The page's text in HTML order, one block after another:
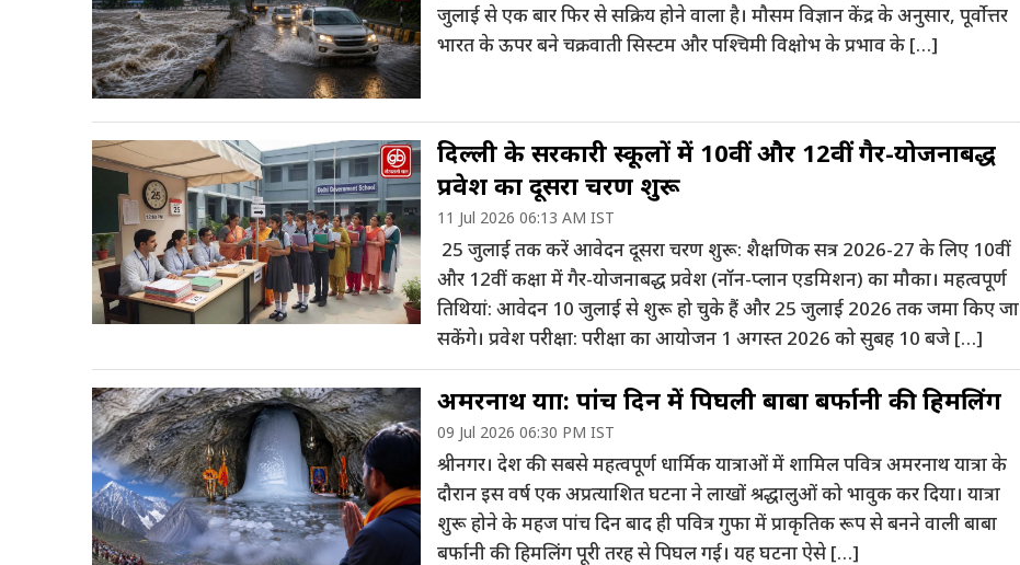
जुलाई से एक बार फिर से सक्रिय होने वाला है। मौसम विज्ञान केंद्र के अनुसार, पूर्वोत्तर
भारत के ऊपर बने चक्रवाती सिस्टम और पश्चिमी विक्षोभ के प्रभाव के […]
दिल्ली के सरकारी स्कूलों में 10वीं और 12वीं गैर-योजनाबद्ध
प्रवेश का दूसरा चरण शुरू
11 Jul 2026 06:13 AM IST
25 जुलाई तक करें आवेदन दूसरा चरण शुरू: शैक्षणिक सत्र 2026-27 के लिए 10वीं
और 12वीं कक्षा में गैर-योजनाबद्ध प्रवेश (नॉन-प्लान एडमिशन) का मौका। महत्वपूर्ण
तिथियां: आवेदन 10 जुलाई से शुरू हो चुके हैं और 25 जुलाई 2026 तक जमा किए जा
सकेंगे। प्रवेश परीक्षा: परीक्षा का आयोजन 1 अगस्त 2026 को सुबह 10 बजे […]
अमरनाथ यात्रा: पांच दिन में पिघली बाबा बर्फानी की हिमलिंग
09 Jul 2026 06:30 PM IST
श्रीनगर। देश की सबसे महत्वपूर्ण धार्मिक यात्राओं में शामिल पवित्र अमरनाथ यात्रा के
दौरान इस वर्ष एक अप्रत्याशित घटना ने लाखों श्रद्धालुओं को भावुक कर दिया। यात्रा
शुरू होने के महज पांच दिन बाद ही पवित्र गुफा में प्राकृतिक रूप से बनने वाली बाबा
बर्फानी की हिमलिंग पूरी तरह से पिघल गई। यह घटना ऐसे […]